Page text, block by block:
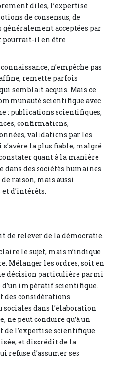
dites, l’expertise
de consensus, de
généralement acceptées par
pourrait-il en être
n’empêche pas
remette parfois
semblait acquis. Mais ce
scientifique avec
: publications scientifiques,
confirmations,
validations par les
s’avère la plus fiable, malgré
quant à la manière
des sociétés humaines
raison, mais aussi
d’intérêts.
de relever de la démocratie.
le sujet, mais n’indique
Mélanger les ordres, soit en
décision particulière parmi
d’un impératif scientifique,
des considérations
dans l’élaboration
ne peut conduire qu’à un
de l’expertise scientifique
et discrédit de la
refuse d’assumer ses